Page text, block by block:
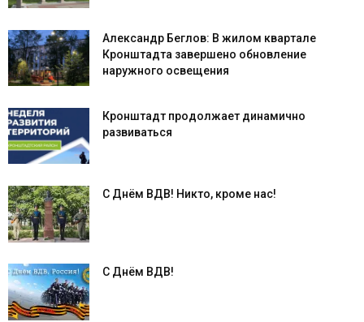
Александр Беглов: В жилом квартале
Кронштадта завершено обновление
наружного освещения
Кронштадт продолжает динамично
развиваться
С Днём ВДВ! Никто, кроме нас!
С Днём ВДВ!